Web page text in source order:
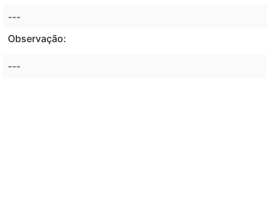
---
Observação:
---